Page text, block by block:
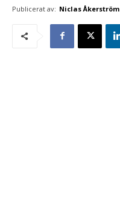
Publicerat av: Niclas Åkerström